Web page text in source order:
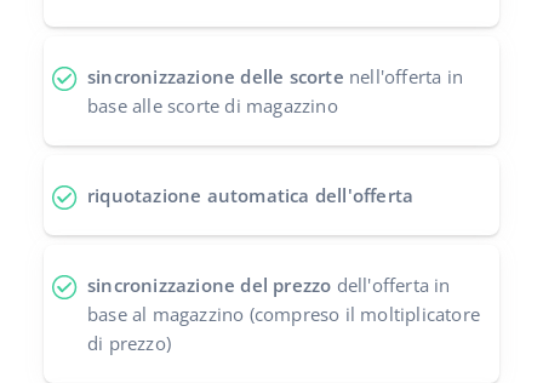
sincronizzazione delle scorte nell'offerta in
base alle scorte di magazzino
riquotazione automatica dell'offerta
sincronizzazione del prezzo dell'offerta in
base al magazzino (compreso il moltiplicatore
di prezzo)